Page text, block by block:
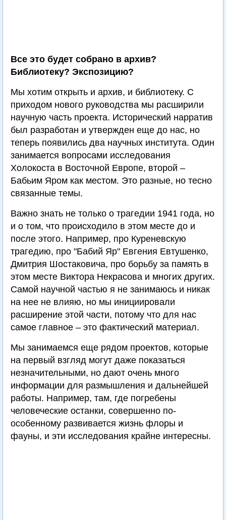
Все это будет собрано в архив?
Библиотеку? Экспозицию?
Мы хотим открыть и архив, и библиотеку. С
приходом нового руководства мы расширили
научную часть проекта. Исторический нарратив
был разработан и утвержден еще до нас, но
теперь появились два научных института. Один
занимается вопросами исследования
Холокоста в Восточной Европе, второй –
Бабьим Яром как местом. Это разные, но тесно
связанные темы.
Важно знать не только о трагедии 1941 года, но
и о том, что происходило в этом месте до и
после этого. Например, про Куреневскую
трагедию, про "Бабий Яр" Евгения Евтушенко,
Дмитрия Шостаковича, про борьбу за память в
этом месте Виктора Некрасова и многих других.
Самой научной частью я не занимаюсь и никак
на нее не влияю, но мы инициировали
расширение этой части, потому что для нас
самое главное – это фактический материал.
Мы занимаемся еще рядом проектов, которые
на первый взгляд могут даже показаться
незначительными, но дают очень много
информации для размышления и дальнейшей
работы. Например, там, где погребены
человеческие останки, совершенно по-
особенному развивается жизнь флоры и
фауны, и эти исследования крайне интересны.